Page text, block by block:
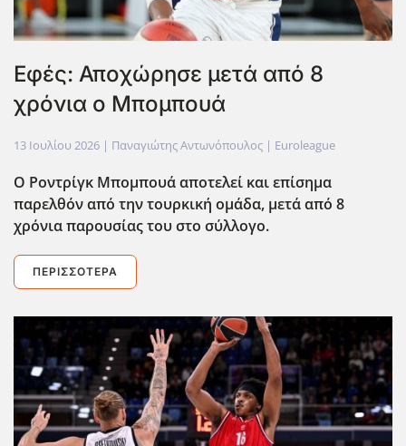
Εφές: Αποχώρησε μετά από 8
χρόνια ο Μπομπουά
13 Ιουλίου 2026 | Παναγιώτης Αντωνόπουλος | Euroleague
Ο Ροντρίγκ Μπομπουά αποτελεί και επίσημα
παρελθόν από την τουρκική ομάδα, μετά από 8
χρόνια παρουσίας του στο σύλλογο.
ΠΕΡΙΣΣΌΤΕΡΑ